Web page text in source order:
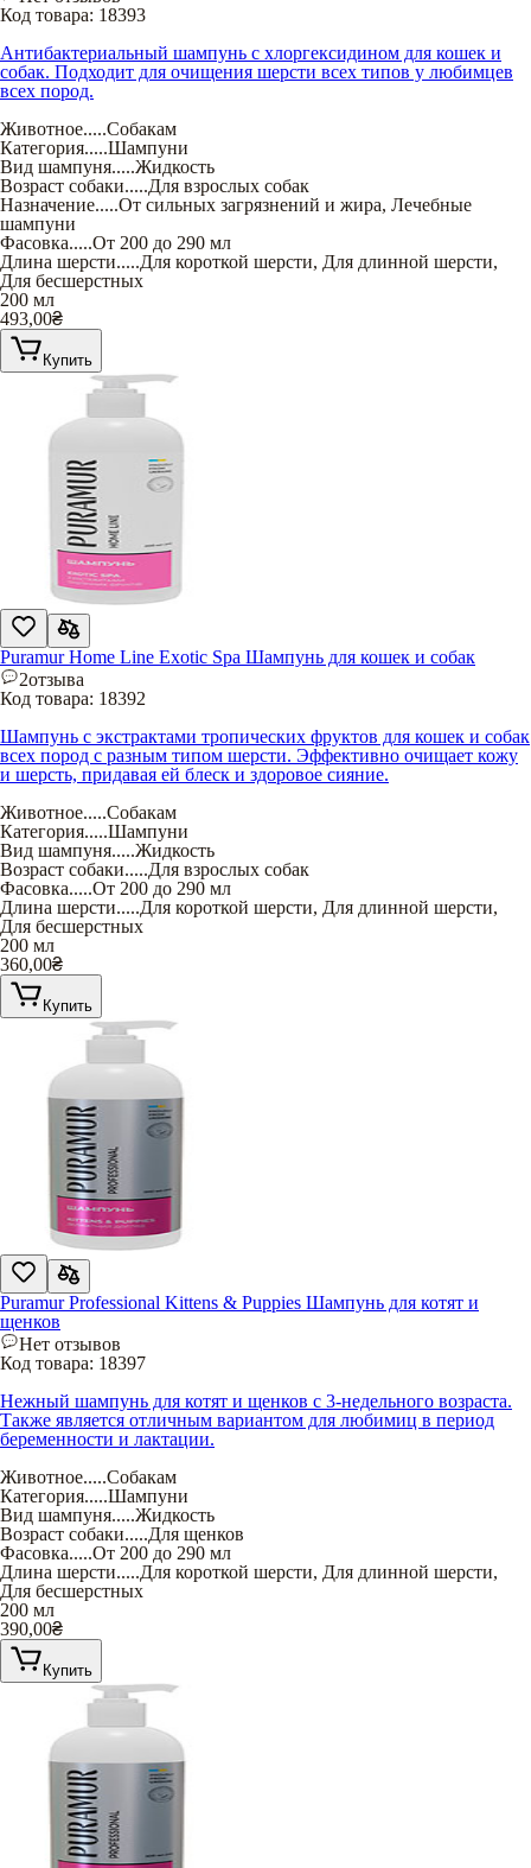
Код товара: 18393
Антибактериальный шампунь с хлоргексидином для кошек и
собак. Подходит для очищения шерсти всех типов у любимцев
всех пород.
Животное.....Собакам
Категория.....Шампуни
Вид шампуня.....Жидкость
Возраст собаки.....Для взрослых собак
Назначение.....От сильных загрязнений и жира, Лечебные
шампуни
Фасовка.....От 200 до 290 мл
Длина шерсти.....Для короткой шерсти, Для длинной шерсти,
Для бесшерстных
200 мл
493,00₴
Купить
Puramur Home Line Exotic Spa Шампунь для кошек и собак
2отзыва
Код товара: 18392
Шампунь с экстрактами тропических фруктов для кошек и собак
всех пород с разным типом шерсти. Эффективно очищает кожу
и шерсть, придавая ей блеск и здоровое сияние.
Животное.....Собакам
Категория.....Шампуни
Вид шампуня.....Жидкость
Возраст собаки.....Для взрослых собак
Фасовка.....От 200 до 290 мл
Длина шерсти.....Для короткой шерсти, Для длинной шерсти,
Для бесшерстных
200 мл
360,00₴
Купить
Puramur Professional Kittens & Puppies Шампунь для котят и
щенков
Нет отзывов
Код товара: 18397
Нежный шампунь для котят и щенков с 3-недельного возраста.
Также является отличным вариантом для любимиц в период
беременности и лактации.
Животное.....Собакам
Категория.....Шампуни
Вид шампуня.....Жидкость
Возраст собаки.....Для щенков
Фасовка.....От 200 до 290 мл
Длина шерсти.....Для короткой шерсти, Для длинной шерсти,
Для бесшерстных
200 мл
390,00₴
Купить